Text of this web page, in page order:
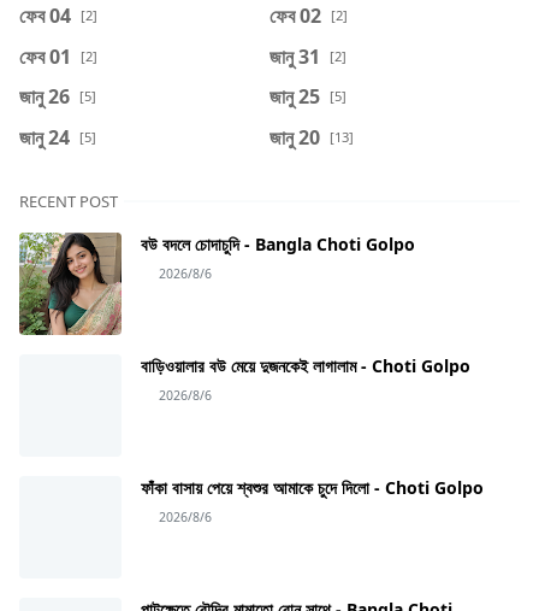
ফেব 04 [2] ফেব 02 [2]
ফেব 01 [2] জানু 31 [2]
জানু 26 [5] জানু 25 [5]
জানু 24 [5] জানু 20 [13]
RECENT POST
বউ বদলে চোদাচুদি - Bangla Choti Golpo
2026/8/6
বাড়িওয়ালার বউ মেয়ে দুজনকেই লাগালাম - Choti Golpo
2026/8/6
ফাঁকা বাসায় পেয়ে শ্বশুর আমাকে চুদে দিলো - Choti Golpo
2026/8/6